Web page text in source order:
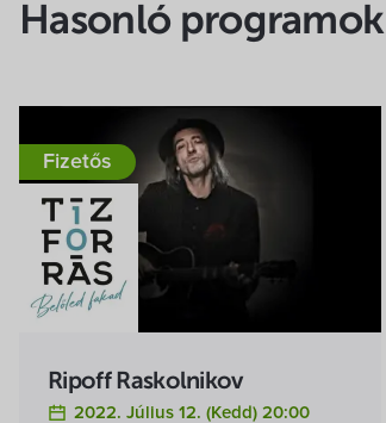
Hasonló programok
Fizetős
Ripoff Raskolnikov
2022. Július 12. (kedd) 20:00